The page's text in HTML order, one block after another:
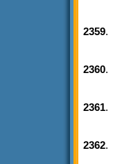
2359.
2360.
2361.
2362.